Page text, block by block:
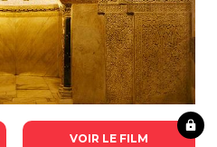
VOIR LE FILM